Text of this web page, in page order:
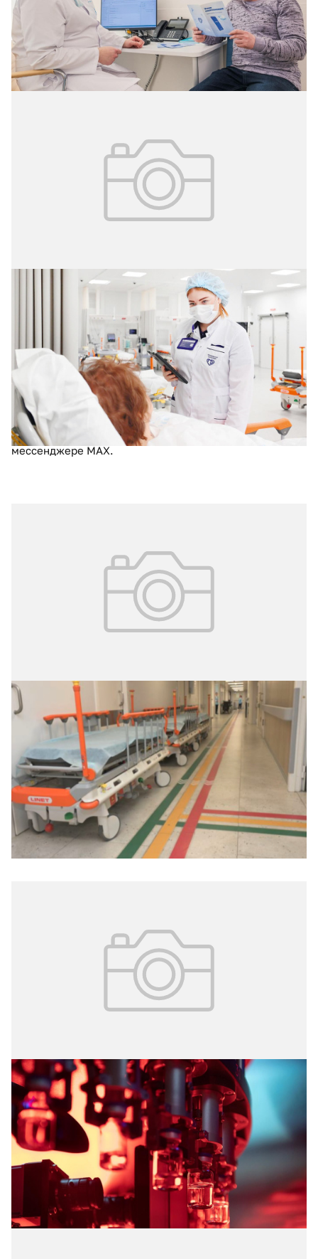
для тех, кому требуется плановое лечение в
стационаре.
30.03.2026
Уведомления для родственников
пациентов
Два года назад в столичных больницах запустили
цифровой сервис СМС-информирования родственников
о состоянии пациентов в реанимации. За это время
было отправлено более 300 тысяч сообщений. Сейчас
сервис действует во всех взрослых многопрофильных
стационарах Москвы, отметил Сергей Собянин в
мессенджере MAX.
30.03.2026 № 11 (409)
Вебинар о реанимационных пациентах
31 марта на цифровой платформе «Московская
медицина. Мероприятия» пройдёт вебинар
«Хронический реанимационный больной в
многопрофильном стационаре».
30.03.2026 № 11 (409)
Новые онкопрепараты
Столичные фармпредприятия увеличивают
производство онкопрепаратов.